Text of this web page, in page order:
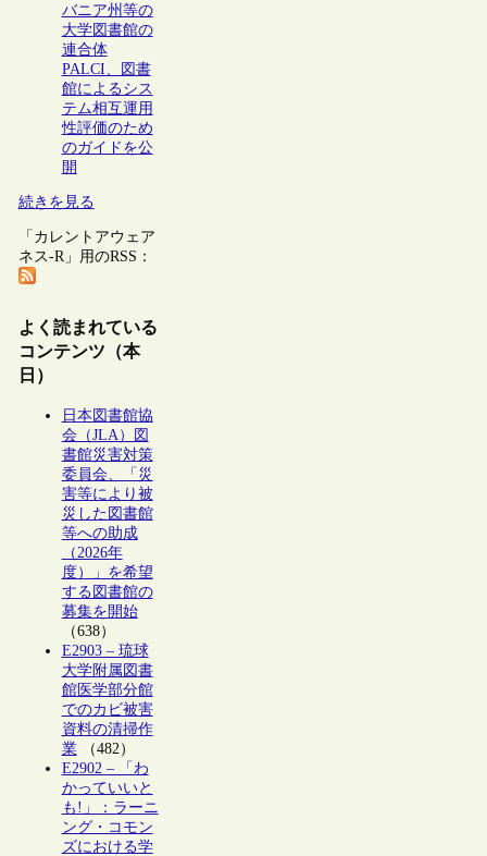
バニア州等の
大学図書館の
連合体
PALCI、図書
館によるシス
テム相互運用
性評価のため
のガイドを公
開
続きを見る
「カレントアウェア
ネス-R」用のRSS：
よく読まれている
コンテンツ（本
日）
日本図書館協
会（JLA）図
書館災害対策
委員会、「災
害等により被
災した図書館
等への助成
（2026年
度）」を希望
する図書館の
募集を開始
（638）
E2903 – 琉球
大学附属図書
館医学部分館
でのカビ被害
資料の清掃作
業（482）
E2902 – 「わ
かっていいと
も!」：ラーニ
ング・コモン
ズにおける学